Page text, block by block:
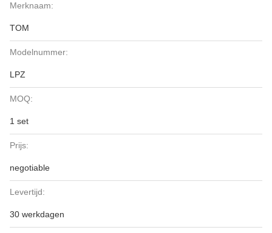
Merknaam:
TOM
Modelnummer:
LPZ
MOQ:
1 set
Prijs:
negotiable
Levertijd:
30 werkdagen